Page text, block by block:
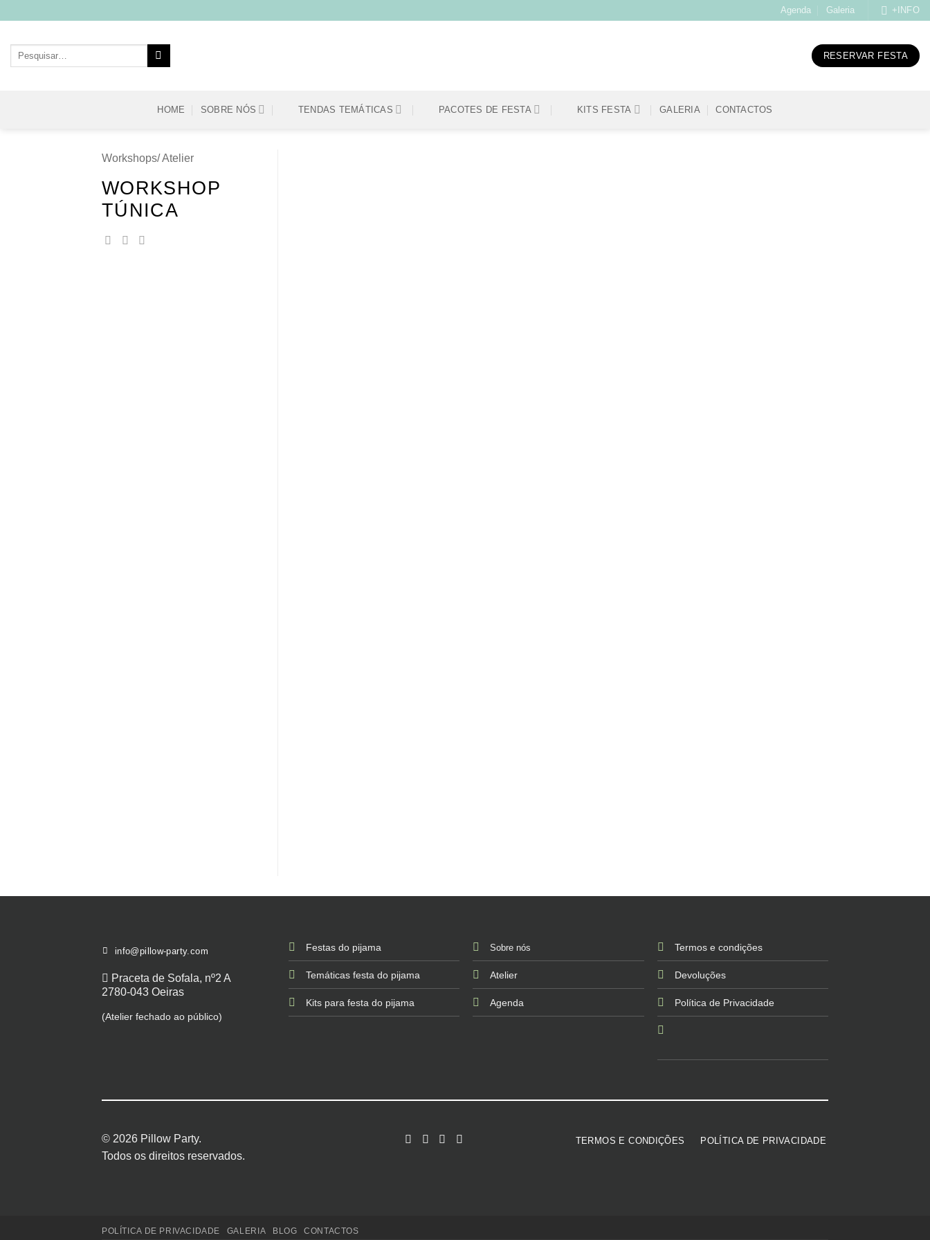
content
Agenda Galeria +INFO
Pesquisar
RESERVAR FESTA
HOME SOBRE NÓS TENDAS TEMÁTICAS PACOTES DE FESTA KITS FESTA GALERIA CONTACTOS
Workshops/ Atelier
WORKSHOP
TÚNICA
info@pillow-party.com
Praceta de Sofala, nº2 A
2780-043 Oeiras
(Atelier fechado ao público)
Festas do pijama
Temáticas festa do pijama
Kits para festa do pijama
Sobre nós
Atelier
Agenda
Termos e condições
Devoluções
Política de Privacidade
© 2026 Pillow Party.
Todos os direitos reservados.
TERMOS E CONDIÇÕES POLÍTICA DE PRIVACIDADE
POLÍTICA DE PRIVACIDADE GALERIA BLOG CONTACTOS